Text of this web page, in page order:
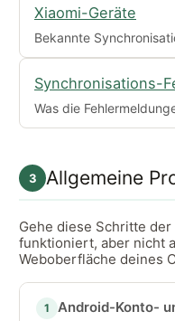
Xiaomi-Geräte
Bekannte
Synchronisations-
Was die
3 Allgemeine
Gehe diese Schritte
funktioniert, aber nicht
Weboberfläche deines
1 Android-Konto-